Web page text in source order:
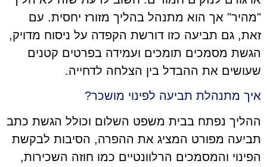
"מהיר" אך הוא מתנהל בהליך מזורז יחסית. עם
זאת, גם תביעה כזו דורשת הקפדה על ניסוח מדויק,
הגשת מסמכים תומכים ועמידה בפרטים קטנים
שעושים את ההבדל בין הצלחה לדחייה.
איך מתנהלת תביעה לפינוי מושכר?
ההליך נפתח בבית משפט השלום וכולל הגשת כתב
תביעה מפורט המציג את ההפרה, הסיבות לבקשת
הפינוי והמסמכים הרלוונטיים כמו חוזה השכירות,